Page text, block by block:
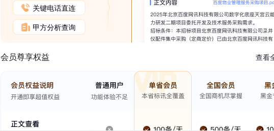
关键电话直连
甲方分析查询
会员尊享权益 查看